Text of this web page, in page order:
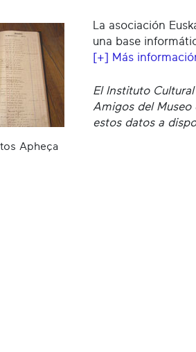
Apheça
La asociación
una base
[+] Más
El Instituto
Amigos del Museo
estos datos a